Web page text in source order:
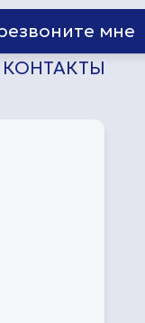
мне
КОНТАКТЫ